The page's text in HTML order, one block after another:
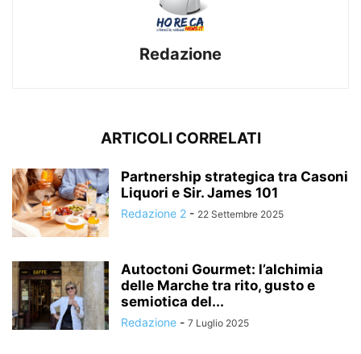
Redazione
ARTICOLI CORRELATI
Partnership strategica tra Casoni
Liquori e Sir. James 101
Redazione 2 - 22 Settembre 2025
Autoctoni Gourmet: l’alchimia
delle Marche tra rito, gusto e
semiotica del...
Redazione - 7 Luglio 2025